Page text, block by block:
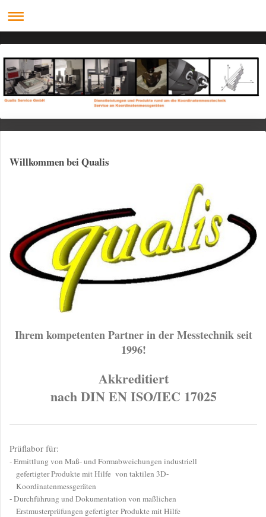
Willkommen bei Qualis
Ihrem kompetenten Partner in der Messtechnik seit
1996!
Akkreditiert
nach DIN EN ISO/IEC 17025
Prüflabor für:
- Ermittlung von Maß- und Formabweichungen industriell
gefertigter Produkte mit Hilfe von taktilen 3D-
Koordinatenmessgeräten
- Durchführung und Dokumentation von maßlichen
Erstmusterprüfungen gefertigterProdukte mit Hilfe